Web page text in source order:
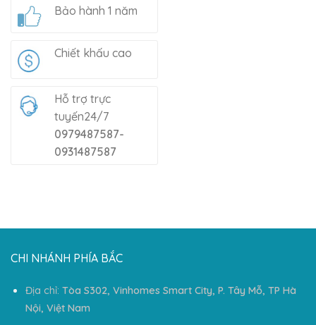
Bảo hành 1 năm
Chiết khấu cao
Hỗ trợ trực
tuyến24/7
0979487587-
0931487587
CHI NHÁNH PHÍA BẮC
Địa chỉ: Tòa S302, Vinhomes Smart City, P. Tây Mỗ, TP Hà
Nội, Việt Nam